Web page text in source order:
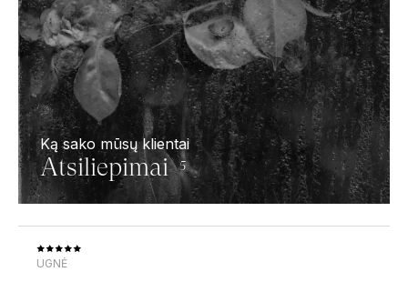
Ką sako mūsų klientai
Atsiliepimai 5
UGNĖ